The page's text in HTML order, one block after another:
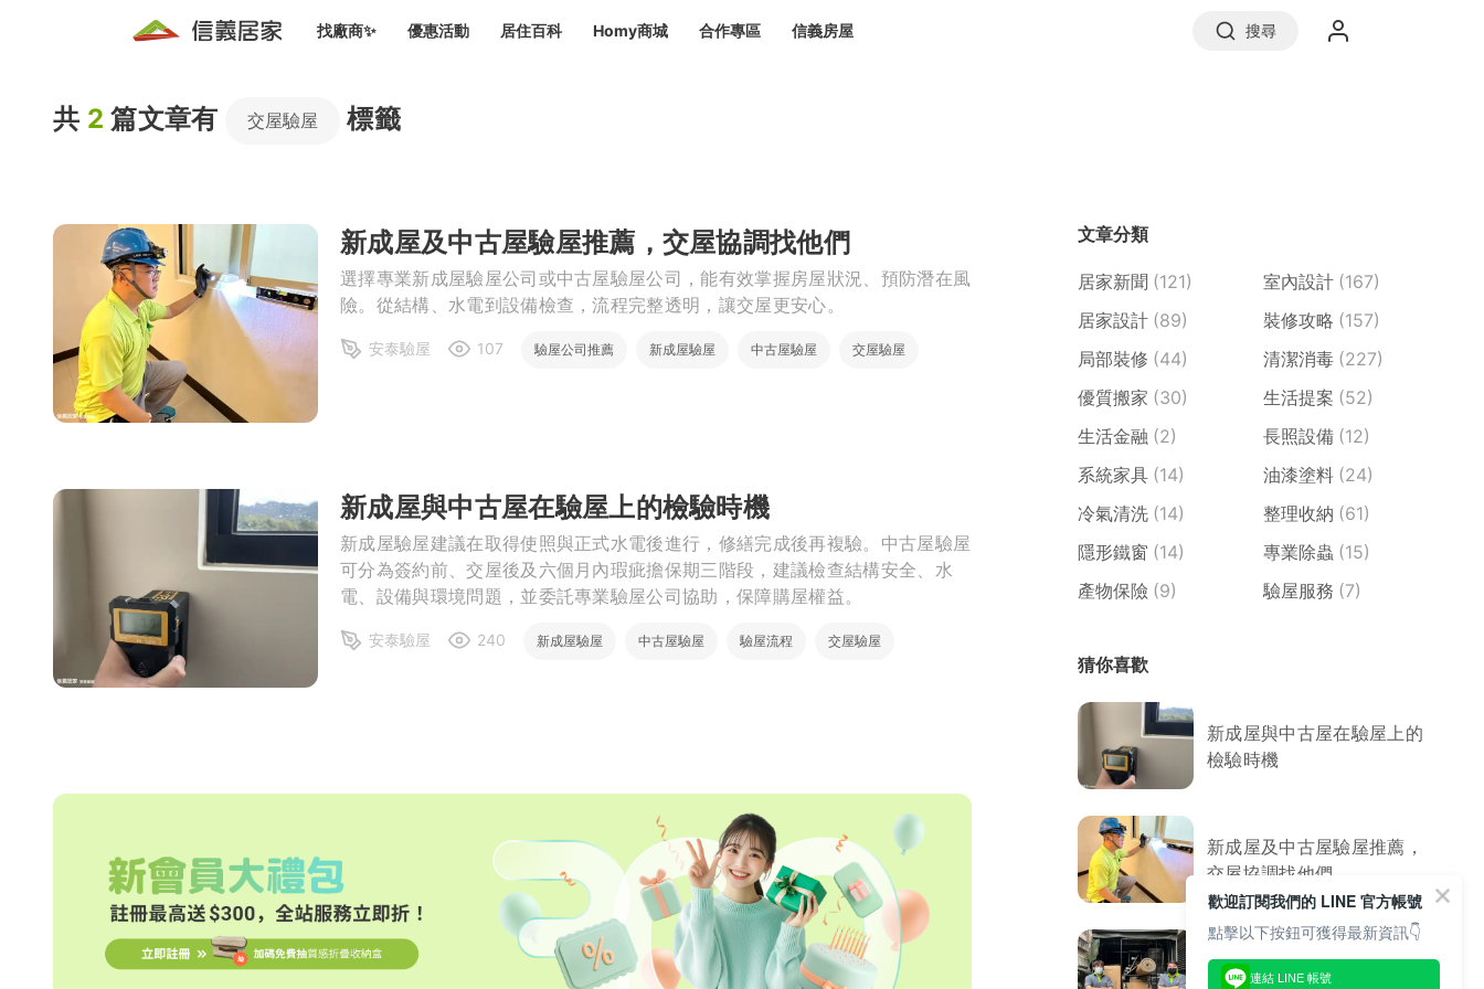
找廠商✨
設計裝潢
室內設計軟裝設計 包租代管
優惠活動
免費諮詢服務
冷氣清洗(限時優惠) 新會員大禮包免費居住好生活講座服務滿意度抽獎 電子報隱藏優惠
信義客戶優惠
信義成交客戶福利專區
居住百科
搬家清運
優質搬家驗屋服務
局部修繕
局部裝修
生活金融
Homy商城 合作專區
廠商募集人才招募居住好生活講座
信義房屋 搜尋
共 2 篇文章有 交屋驗屋 標籤
新成屋及中古屋驗屋推薦，交屋協調找他們
選擇專業新成屋驗屋公司或中古屋驗屋公司，能有效掌握房屋狀況、預防潛在風
險。從結構、水電到設備檢查，流程完整透明，讓交屋更安心。
安泰驗屋 107 驗屋公司推薦 新成屋驗屋 中古屋驗屋 交屋驗屋
新成屋與中古屋在驗屋上的檢驗時機
新成屋驗屋建議在取得使照與正式水電後進行，修繕完成後再複驗。中古屋驗屋
可分為簽約前、交屋後及六個月內瑕疵擔保期三階段，建議檢查結構安全、水
電、設備與環境問題，並委託專業驗屋公司協助，保障購屋權益。
安泰驗屋 240 新成屋驗屋 中古屋驗屋 驗屋流程 交屋驗屋
文章分類
居家新聞 (121) 室內設計 (167)
居家設計 (89) 裝修攻略 (157)
局部裝修 (44) 清潔消毒 (227)
優質搬家 (30) 生活提案 (52)
生活金融 (2) 長照設備 (12)
系統家具 (14) 油漆塗料 (24)
冷氣清洗 (14) 整理收納 (61)
隱形鐵窗 (14) 專業除蟲 (15)
產物保險 (9) 驗屋服務 (7)
猜你喜歡
新成屋與中古屋在驗屋上的
檢驗時機
新成屋及中古屋驗屋推薦，
交屋協調找他們
入厝儀式全攻略！搬新家必
歡迎訂閱我們的 LINE 官方帳號
點擊以下按鈕可獲得最新資訊👇
連結 LINE 帳號